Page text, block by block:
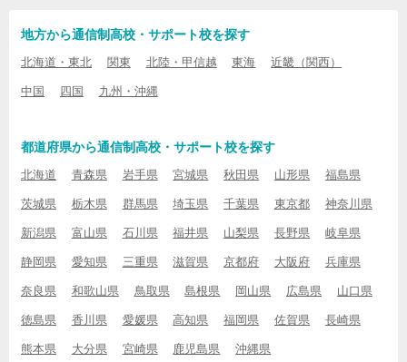
地方から通信制高校・サポート校を探す
北海道・東北 関東 北陸・甲信越 東海 近畿（関西）
中国 四国 九州・沖縄
都道府県から通信制高校・サポート校を探す
北海道 青森県 岩手県 宮城県 秋田県 山形県 福島県
茨城県 栃木県 群馬県 埼玉県 千葉県 東京都 神奈川県
新潟県 富山県 石川県 福井県 山梨県 長野県 岐阜県
静岡県 愛知県 三重県 滋賀県 京都府 大阪府 兵庫県
奈良県 和歌山県 鳥取県 島根県 岡山県 広島県 山口県
徳島県 香川県 愛媛県 高知県 福岡県 佐賀県 長崎県
熊本県 大分県 宮崎県 鹿児島県 沖縄県